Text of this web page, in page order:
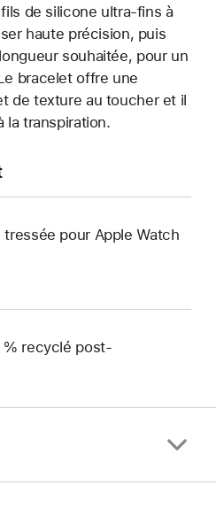
de silicone ultra-fins à
haute précision, puis
souhaitée, pour un
bracelet offre une
de texture au toucher et il
la transpiration.
pour Apple Watch
% recyclé post-